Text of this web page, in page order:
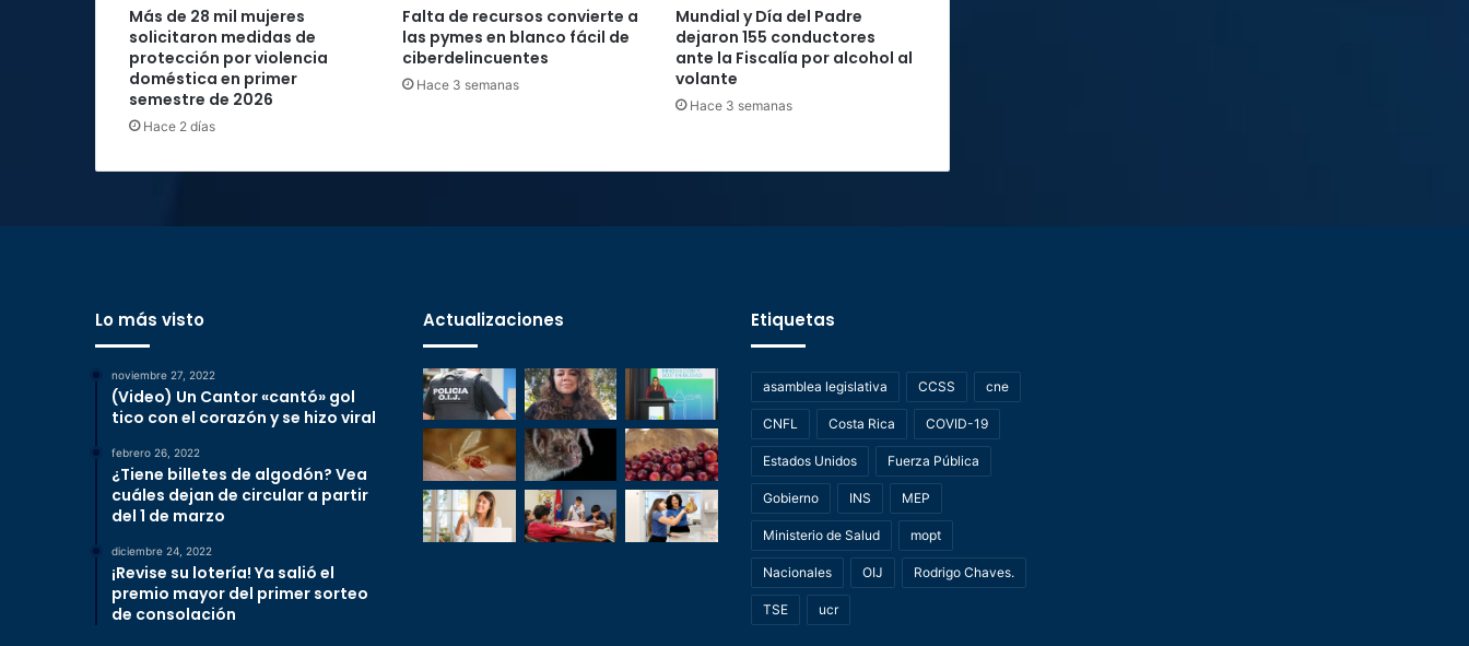
Más de 28 mil mujeres
solicitaron medidas de
protección por violencia
doméstica en primer
semestre de 2026
Hace 2 días
Falta de recursos convierte a
las pymes en blanco fácil de
ciberdelincuentes
Hace 3 semanas
Mundial y Día del Padre
dejaron 155 conductores
ante la Fiscalía por alcohol al
volante
Hace 3 semanas
Lo más visto
noviembre 27, 2022
(Video) Un Cantor «cantó» gol
tico con el corazón y se hizo viral
febrero 26, 2022
¿Tiene billetes de algodón? Vea
cuáles dejan de circular a partir
del 1 de marzo
diciembre 24, 2022
¡Revise su lotería! Ya salió el
premio mayor del primer sorteo
de consolación
Actualizaciones Etiquetas
asamblea legislativa CCSS cne
CNFL Costa Rica COVID-19
Estados Unidos Fuerza Pública
Gobierno INS MEP
Ministerio de Salud mopt
Nacionales OIJ Rodrigo Chaves.
TSE ucr